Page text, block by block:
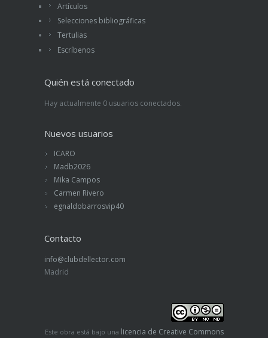
Artículos
Selecciones bibliográficas
Tertulias
Escríbenos
Quién está conectado
Hay actualmente 0 usuarios conectados.
Nuevos usuarios
ICARO
Madb2026
Mika Campos
Carmen Rivero
egnaldobarrosvip40
Contacto
info@clubdellector.com
Madrid
Este obra está bajo una licencia de Creative Commons